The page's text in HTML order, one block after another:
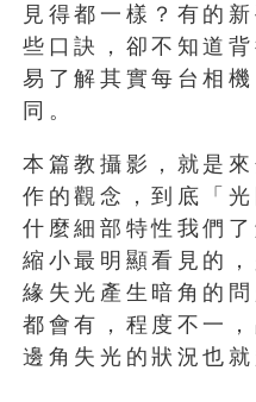
見得都一樣？有的
些口訣，卻不知道
易了解其實每台相
同。
本篇教攝影，就是
作的觀念，到底「
什麼細部特性我們
縮小最明顯看見的
緣失光產生暗角的
都會有，程度不一
邊角失光的狀況也